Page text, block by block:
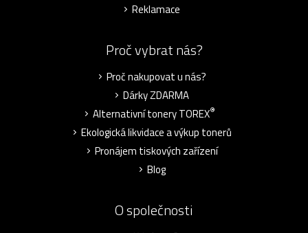
Reklamace
Proč vybrat nás?
Proč nakupovat u nás?
Dárky ZDARMA
Alternativní tonery TOREX®
Ekologická likvidace a výkup tonerů
Pronájem tiskových zařízení
Blog
O společnosti